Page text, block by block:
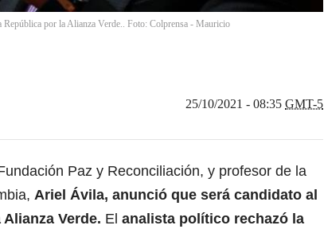
por la Alianza Verde.. Foto: Colprensa - Mauricio
25/10/2021 - 08:35 GMT-5
Paz y Reconciliación, y profesor de la
Ariel Ávila, anunció que será candidato al
Verde. El analista político rechazó la